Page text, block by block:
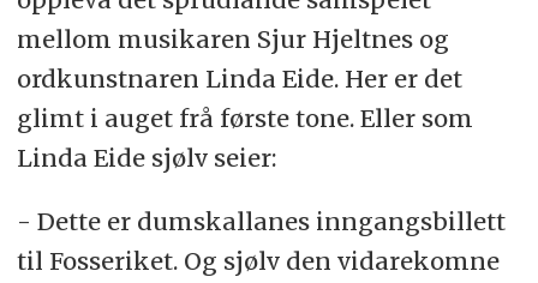
mellom musikaren Sjur Hjeltnes og
ordkunstnaren Linda Eide. Her er det
glimt i auget frå første tone. Eller som
Linda Eide sjølv seier:
- Dette er dumskallanes inngangsbillett
til Fosseriket. Og sjølv den vidarekomne